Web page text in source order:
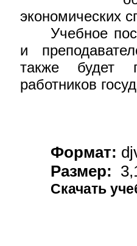
экономических
Учебное
и
также будет
работников
Формат:
Размер:
Скачать